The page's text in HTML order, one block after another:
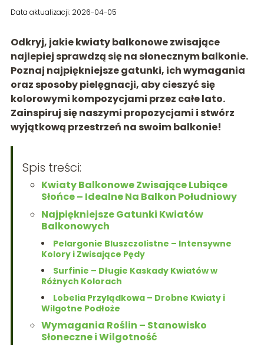
Data aktualizacji: 2026-04-05
Odkryj, jakie kwiaty balkonowe zwisające
najlepiej sprawdzą się na słonecznym balkonie.
Poznaj najpiękniejsze gatunki, ich wymagania
oraz sposoby pielęgnacji, aby cieszyć się
kolorowymi kompozycjami przez całe lato.
Zainspiruj się naszymi propozycjami i stwórz
wyjątkową przestrzeń na swoim balkonie!
Spis treści:
Kwiaty Balkonowe Zwisające Lubiące
Słońce – Idealne Na Balkon Południowy
Najpiękniejsze Gatunki Kwiatów
Balkonowych
Pelargonie Bluszczolistne – Intensywne
Kolory i Zwisające Pędy
Surfinie – Długie Kaskady Kwiatów w
Różnych Kolorach
Lobelia Przylądkowa – Drobne Kwiaty i
Wilgotne Podłoże
Wymagania Roślin – Stanowisko
Słoneczne i Wilgotność